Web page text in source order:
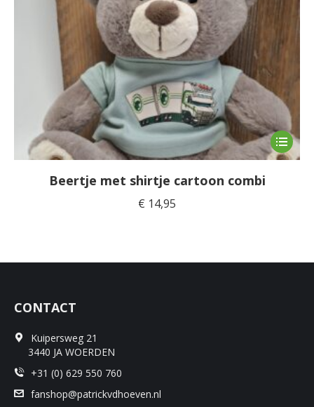
worden
op
de
Dit
product
kan
Beertje met shirtje cartoon combi
€ 14,95
CONTACT
Kuipersweg 21
3440 JA WOERDEN
+31 (0) 629 550 760
fanshop@patrickvdhoeven.nl